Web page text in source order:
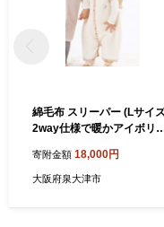
綿毛布 スリーパー (Lサイ
2way仕様で暖かアイボリー
eper-s [2458]
寄附金額 18,000円
大阪府泉大津市